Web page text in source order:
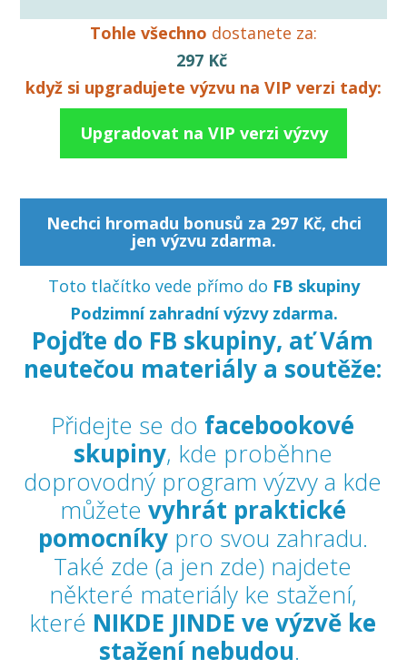
Tohle všechno dostanete za:
297 Kč
když si upgradujete výzvu na VIP verzi tady:
Upgradovat na VIP verzi výzvy
Nechci hromadu bonusů za 297 Kč, chci
jen výzvu zdarma.
Toto tlačítko vede přímo do FB skupiny
Podzimní zahradní výzvy zdarma.
Pojďte do FB skupiny, ať Vám
neutečou materiály a soutěže:
Přidejte se do facebookové
skupiny, kde proběhne
doprovodný program výzvy a kde
můžete vyhrát praktické
pomocníkypro svou zahradu.
Také zde (a jen zde) najdete
některé materiály ke stažení,
které NIKDE JINDE ve výzvě ke
stažení nebudou.